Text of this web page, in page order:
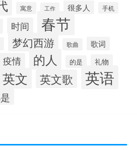
寓意 工作 很多人 手机
时间 春节
梦幻西游 歌曲 歌词
疫情 的人 的是 礼物
英文 英文歌 英语